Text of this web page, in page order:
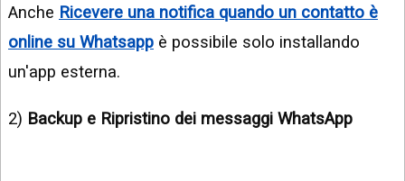
Anche Ricevere una notifica quando un contatto è
online su Whatsapp è possibile solo installando
un'app esterna.
2) Backup e Ripristino dei messaggi WhatsApp